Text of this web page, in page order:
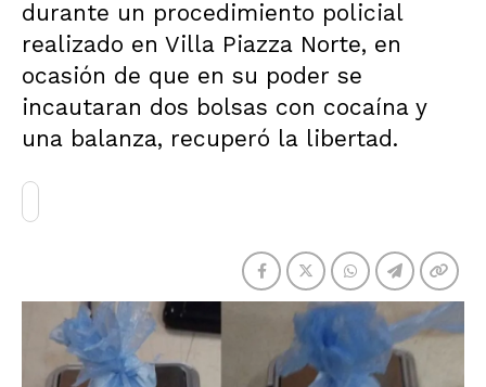
durante un procedimiento policial
realizado en Villa Piazza Norte, en
ocasión de que en su poder se
incautaran dos bolsas con cocaína y
una balanza, recuperó la libertad.